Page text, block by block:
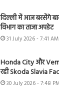
दिल्ली में आज बरसेंगे
विभाग का ताजा अपडेट
31 July 2026 - 7:41 AM
Honda City और
रही Skoda Slavia
30 July 2026 - 7:48